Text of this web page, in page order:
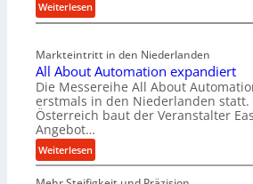
a
l
e
r
s
o
u
n
Weiterlesen:
M
s
c
h
i
n
e
n
Markteintritt in den Niederlanden
All About Automation expandiert
Die Messereihe All About
erstmals in den Niederlanden statt.
Österreich baut der Veranstalter
Angebot…
Weiterlesen:
A